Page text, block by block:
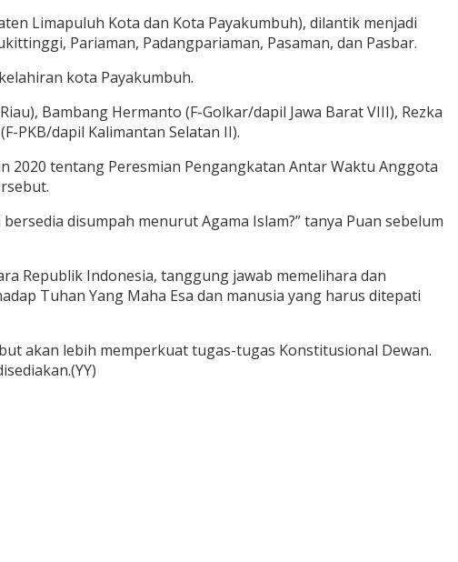
Limapuluh Kota dan Kota Payakumbuh), dilantik menjadi
Pariaman, Padangpariaman, Pasaman, dan Pasbar.
kota Payakumbuh.
Bambang Hermanto (F-Golkar/dapil Jawa Barat VIII), Rezka
PKB/dapil Kalimantan Selatan II).
2020 tentang Peresmian Pengangkatan Antar Waktu Anggota
disumpah menurut Agama Islam?” tanya Puan sebelum
Republik Indonesia, tanggung jawab memelihara dan
Tuhan Yang Maha Esa dan manusia yang harus ditepati
akan lebih memperkuat tugas-tugas Konstitusional Dewan.